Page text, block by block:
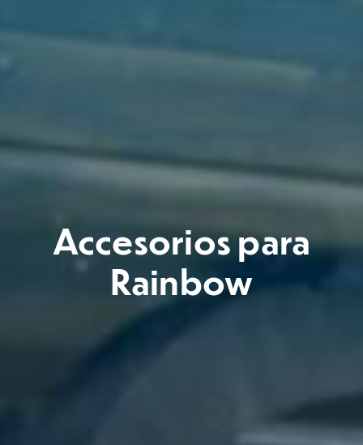
Accesorios para
Rainbow